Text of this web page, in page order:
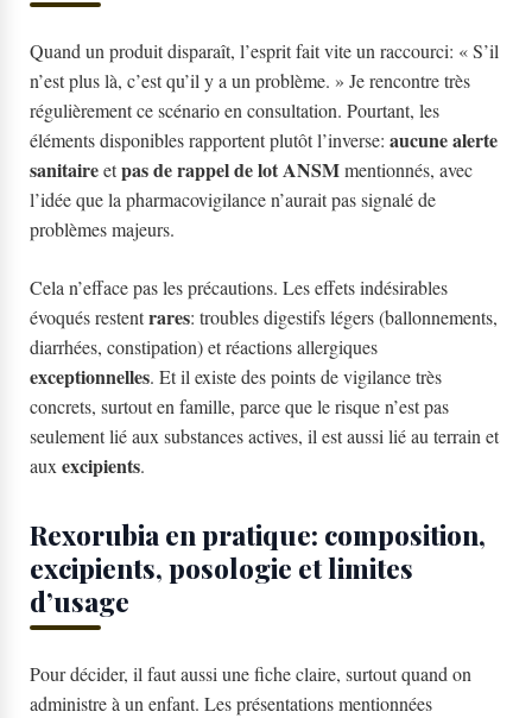
Quand un produit disparaît, l’esprit fait vite un raccourci: « S’il
n’est plus là, c’est qu’il y a un problème. » Je rencontre très
régulièrement ce scénario en consultation. Pourtant, les
éléments disponibles rapportent plutôt l’inverse: aucune alerte
sanitaireetpas de rappel de lot ANSMmentionnés, avec
l’idée que la pharmacovigilance n’aurait pas signalé de
problèmes majeurs.
Cela n’efface pas les précautions. Les effets indésirables
évoqués restentrares: troubles digestifs légers (ballonnements,
diarrhées, constipation) et réactions allergiques
exceptionnelles. Et il existe des points de vigilance très
concrets, surtout en famille, parce que le risque n’est pas
seulement lié aux substances actives, il est aussi lié au terrain et
auxexcipients.
Rexorubia en pratique: composition,
excipients, posologie et limites
d’usage
Pour décider, il faut aussi une fiche claire, surtout quand on
administre à un enfant. Les présentations mentionnées